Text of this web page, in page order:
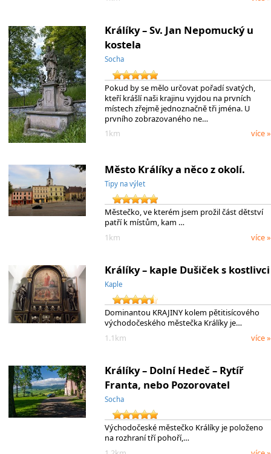
Králíky – Sv. Jan Nepomucký u
kostela
Socha
Pokud by se mělo určovat pořadí svatých,
kteří krášlí naši krajinu vyjdou na prvních
místech zřejmě jednoznačně tři jména. U
prvního zobrazovaného ne…
1km
více »
Město Králíky a něco z okolí.
Tipy na výlet
Městečko, ve kterém jsem prožil část dětství
patří k místům, kam …
1km
více »
Králíky – kaple Dušiček s kostlivci
Kaple
Dominantou KRAJINY kolem pětitisícového
východočeského městečka Králíky je…
1.1km
více »
Králíky – Dolní Hedeč – Rytíř
Franta, nebo Pozorovatel
Socha
Východočeské městečko Králíky je položeno
na rozhraní tří pohoří,…